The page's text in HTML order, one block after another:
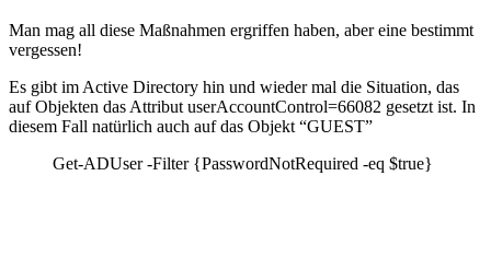
Man mag all diese Maßnahmen ergriffen haben, aber eine bestimmt
vergessen!
Es gibt im Active Directory hin und wieder mal die Situation, das
auf Objekten das Attribut userAccountControl=66082 gesetzt ist. In
diesem Fall natürlich auch auf das Objekt “GUEST”
Get-ADUser -Filter {PasswordNotRequired -eq $true}